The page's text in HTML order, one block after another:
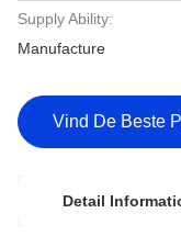
Supply Ability:
Manufacture
Vind De Beste
Detail